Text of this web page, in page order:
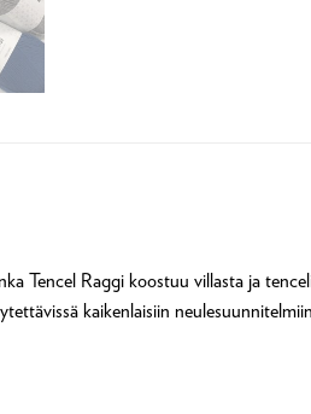
Tencel Raggi koostuu villasta ja
kaikenlaisiin